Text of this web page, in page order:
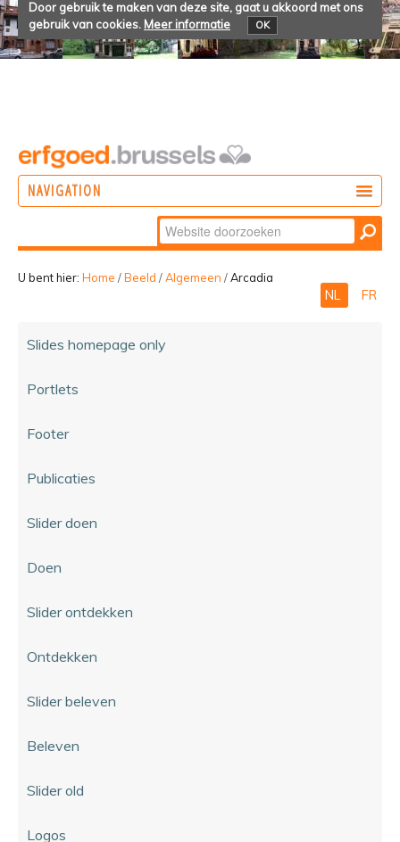
Door gebruik te maken van deze site, gaat u akkoord met ons
gebruik van cookies. Meer informatie OK
NAVIGATION
Zoek
Geavanceerd
zoeken...
U bent hier: Home /Beeld /Algemeen /Arcadia
NL FR
Slides homepage only
Portlets
Footer
Publicaties
Slider doen
Doen
Slider ontdekken
Ontdekken
Slider beleven
Beleven
Slider old
Logos